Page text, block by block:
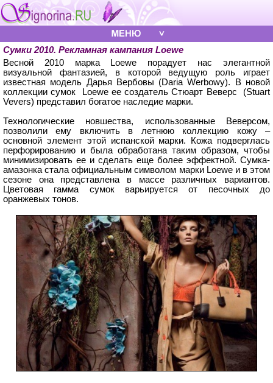
Сумки 2010. Рекламная кампания Loewe
Весной 2010 марка Loewe порадует нас элегантной
визуальной фантазией, в которой ведущую роль играет
известная модель Дарья Вербовы (Daria Werbowy). В новой
коллекции сумок Loewe ее создатель Стюарт Веверс (Stuart
Vevers) представил богатое наследие марки.
Технологические новшества, использованные Веверсом,
позволили ему включить в летнюю коллекцию кожу –
основной элемент этой испанской марки. Кожа подверглась
перфорированию и была обработана таким образом, чтобы
минимизировать ее и сделать еще более эффектной. Сумка-
амазонка стала официальным символом марки Loewe и в этом
сезоне она представлена в массе различных вариантов.
Цветовая гамма сумок варьируется от песочных до
оранжевых тонов.